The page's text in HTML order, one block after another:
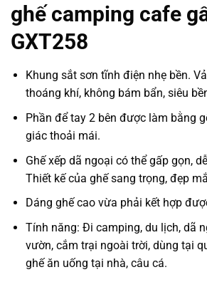
ghế camping cafe
GXT258
Khung sắt sơn tĩnh điện nhẹ bền.
thoáng khí, không bám bẩn, siêu
Phần để tay 2 bên được làm bằng
giác thoải mái.
Ghế xếp dã ngoại có thể gấp gọn,
Thiết kế của ghế sang trọng, đẹp
Dáng ghế cao vừa phải kết hợp
Tính năng: Đi camping, du lịch, dã
vườn, cắm trại ngoài trời, dùng tại
ghế ăn uống tại nhà, câu cá.